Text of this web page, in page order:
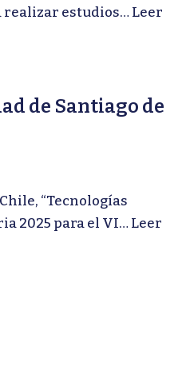
realizar estudios… Leer
de Santiago de
“Tecnologías
2025 para el VI… Leer